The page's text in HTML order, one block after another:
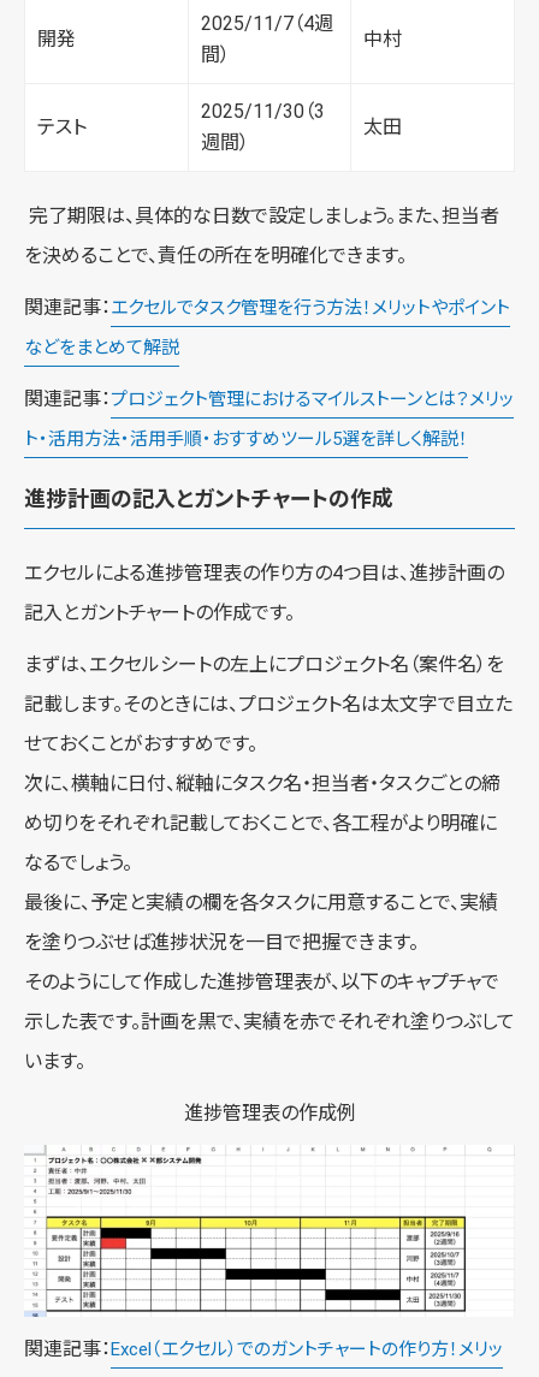
開発
2025/11/7（4週
間）
中村
テスト
2025/11/30（3
週間）
太田
完了期限は、具体的な日数で設定しましょう。また、担当者
を決めることで、責任の所在を明確化できます。
関連記事： エクセルでタスク管理を行う方法！メリットやポイント
などをまとめて解説
関連記事：プロジェクト管理におけるマイルストーンとは？メリッ
ト・活用方法・活用手順・おすすめツール5選を詳しく解説！
進捗計画の記入とガントチャートの作成
エクセルによる進捗管理表の作り方の4つ目は、進捗計画の
記入とガントチャートの作成です。
まずは、エクセルシートの左上にプロジェクト名（案件名）を
記載します。そのときには、プロジェクト名は太文字で目立た
せておくことがおすすめです。
次に、横軸に日付、縦軸にタスク名・担当者・タスクごとの締
め切りをそれぞれ記載しておくことで、各工程がより明確に
なるでしょう。
最後に、予定と実績の欄を各タスクに用意することで、実績
を塗りつぶせば進捗状況を一目で把握できます。
そのようにして作成した進捗管理表が、以下のキャプチャで
示した表です。計画を黒で、実績を赤でそれぞれ塗りつぶして
います。
進捗管理表の作成例
関連記事：Excel（エクセル）でのガントチャートの作り方！メリッ